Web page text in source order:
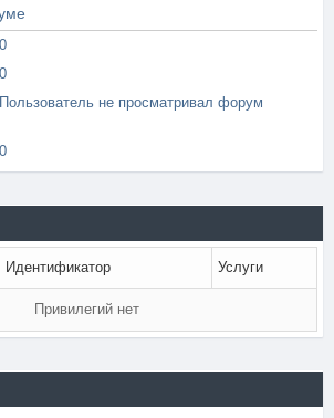
0
0
Пользователь не просматривал форум
0
Идентификатор Услуги
Привилегий нет